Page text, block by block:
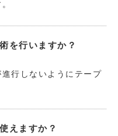
を行いますか？
行しないようにテープ
えますか？